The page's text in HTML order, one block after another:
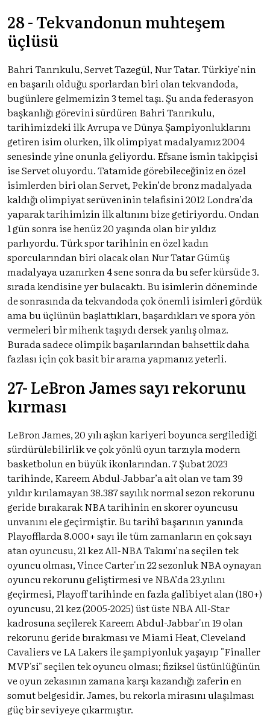
28 - Tekvandonun muhteşem
üçlüsü
Bahri Tanrıkulu, Servet Tazegül, Nur Tatar. Türkiye’nin
en başarılı olduğu sporlardan biri olan tekvandoda,
bugünlere gelmemizin 3 temel taşı. Şu anda federasyon
başkanlığı görevini sürdüren Bahri Tanrıkulu,
tarihimizdeki ilk Avrupa ve Dünya Şampiyonluklarını
getiren isim olurken, ilk olimpiyat madalyamız 2004
senesinde yine onunla geliyordu. Efsane ismin takipçisi
ise Servet oluyordu. Tatamide görebileceğiniz en özel
isimlerden biri olan Servet, Pekin’de bronz madalyada
kaldığı olimpiyat serüveninin telafisini 2012 Londra’da
yaparak tarihimizin ilk altınını bize getiriyordu. Ondan
1 gün sonra ise henüz 20 yaşında olan bir yıldız
parlıyordu. Türk spor tarihinin en özel kadın
sporcularından biri olacak olan Nur Tatar Gümüş
madalyaya uzanırken 4 sene sonra da bu sefer kürsüde 3.
sırada kendisine yer bulacaktı. Bu isimlerin döneminde
de sonrasında da tekvandoda çok önemli isimleri gördük
ama bu üçlünün başlattıkları, başardıkları ve spora yön
vermeleri bir mihenk taşıydı dersek yanlış olmaz.
Burada sadece olimpik başarılarından bahsettik daha
fazlası için çok basit bir arama yapmanız yeterli.
27- LeBron James sayı rekorunu
kırması
LeBron James, 20 yılı aşkın kariyeri boyunca sergilediği
sürdürülebilirlik ve çok yönlü oyun tarzıyla modern
basketbolun en büyük ikonlarından. 7 Şubat 2023
tarihinde, Kareem Abdul-Jabbar’a ait olan ve tam 39
yıldır kırılamayan 38.387 sayılık normal sezon rekorunu
geride bırakarak NBA tarihinin en skorer oyuncusu
unvanını ele geçirmiştir. Bu tarihî başarının yanında
Playofflarda 8.000+ sayı ile tüm zamanların en çok sayı
atan oyuncusu, 21 kez All-NBA Takımı’na seçilen tek
oyuncu olması, Vince Carter'ın 22 sezonluk NBA oynayan
oyuncu rekorunu geliştirmesi ve NBA’da 23.yılını
geçirmesi, Playoff tarihinde en fazla galibiyet alan (180+)
oyuncusu, 21 kez (2005-2025) üst üste NBA All-Star
kadrosuna seçilerek Kareem Abdul-Jabbar'ın 19 olan
rekorunu geride bırakması ve Miami Heat, Cleveland
Cavaliers ve LA Lakers ile şampiyonluk yaşayıp "Finaller
MVP'si" seçilen tek oyuncu olması; fiziksel üstünlüğünün
ve oyun zekasının zamana karşı kazandığı zaferin en
somut belgesidir. James, bu rekorla mirasını ulaşılması
güç bir seviyeye çıkarmıştır.